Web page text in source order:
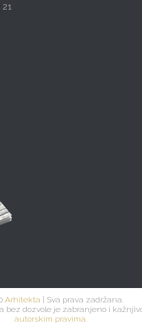
21
Arhitekta | Sva prava zadržana.
bez dozvole je zabranjeno i
autorskim pravima.